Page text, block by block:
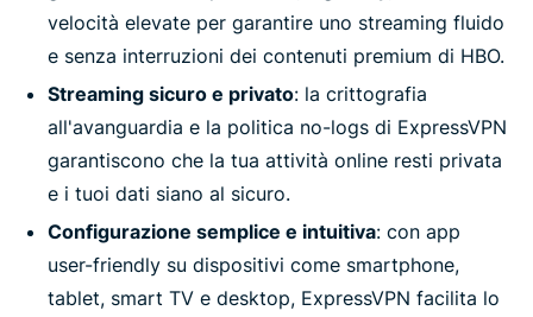
velocità elevate per garantire uno streaming fluido
e senza interruzioni dei contenuti premium di HBO.
Streaming sicuro e privato: la crittografia
all'avanguardia e la politica no-logs di ExpressVPN
garantiscono che la tua attività online resti privata
e i tuoi dati siano al sicuro.
Configurazione semplice e intuitiva: con app
user-friendly su dispositivi come smartphone,
tablet, smart TV e desktop, ExpressVPN facilita lo